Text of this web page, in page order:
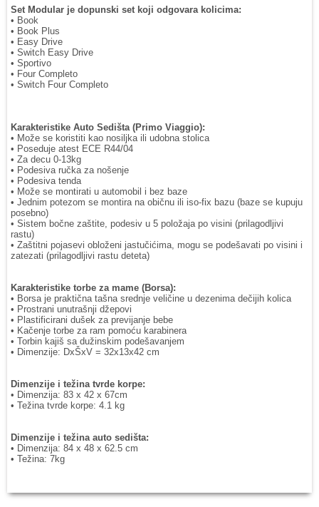
Set Modular je dopunski set koji odgovara kolicima:
• Book
• Book Plus
• Easy Drive
• Switch Easy Drive
• Sportivo
• Four Completo
• Switch Four Completo
Karakteristike Auto Sedišta (Primo Viaggio):
• Može se koristiti kao nosiljka ili udobna stolica
• Poseduje atest ECE R44/04
• Za decu 0-13kg
• Podesiva ručka za nošenje
• Podesiva tenda
• Može se montirati u automobil i bez baze
• Jednim potezom se montira na običnu ili iso-fix bazu (baze se kupuju
posebno)
• Sistem bočne zaštite, podesiv u 5 položaja po visini (prilagodljivi
rastu)
• Zaštitni pojasevi obloženi jastučićima, mogu se podešavati po visini i
zatezati (prilagodljivi rastu deteta)
Karakteristike torbe za mame (Borsa):
• Borsa je praktična tašna srednje veličine u dezenima dečijih kolica
• Prostrani unutrašnji džepovi
• Plastificirani dušek za previjanje bebe
• Kačenje torbe za ram pomoću karabinera
• Torbin kajiš sa dužinskim podešavanjem
• Dimenzije: DxŠxV = 32x13x42 cm
Dimenzije i težina tvrde korpe:
• Dimenzija: 83 x 42 x 67cm
• Težina tvrde korpe: 4.1 kg
Dimenzije i težina auto sedišta:
• Dimenzija: 84 x 48 x 62.5 cm
• Težina: 7kg